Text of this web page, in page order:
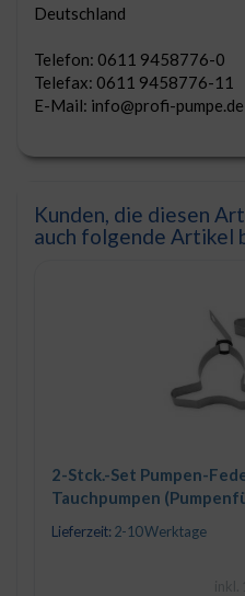
Deutschland
Telefon: 0611 9458776-0
Telefax: 0611 9458776-11
E-Mail: info@profi-pumpe.de
Kunden, die diesen
auch folgende Artikel
2-Stck.-Set Pumpen-
Tauchpumpen
Lieferzeit: 2-10 Werktage